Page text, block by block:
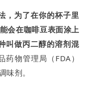
，为了在你的杯子里
会在咖啡豆表面涂上
叫做丙二醇的溶剂混
物管理局（FDA）
剂。